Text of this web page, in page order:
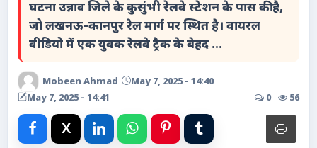
विशेष लेख
धर्म और अध्यात्म
Advertise with Us
Events
घटना उन्नाव जिले के कुसुंभी रेलवे स्टेशन के पास की है,
जो लखनऊ-कानपुर रेल मार्ग पर स्थित है। वायरल
वीडियो में एक युवक रेलवे ट्रैक के बेहद ...
Mobeen Ahmad
May 7, 2025 - 14:40
May 7, 2025 - 14:41
0 56